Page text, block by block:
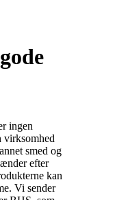
ingen
virksomhed
smed og
efter
kan
Vi sender